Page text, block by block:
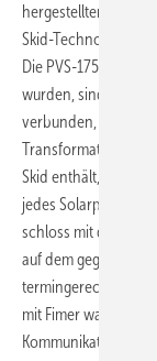
hergestellten PVS-
Skid-Technologie
Die PVS-175
wurden, sind mit
verbunden, das
Transformatoren
Skid enthält, das
jedes Solarparks an
schloss mit den
auf dem
termingerecht und
mit Fimer war immer
Kommunikation und